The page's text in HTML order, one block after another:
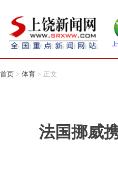
首页 > 体育 > 正文
法国挪威